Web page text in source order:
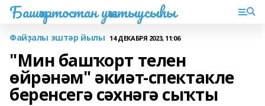
Башҡортостан уҡытыусыһы
Файҙалы эштәр йылы 14 ДЕКАБРЯ 2023, 11:06
"Мин башҡорт телен
өйрәнәм" әкиәт-спектакле
беренсегә сәхнәгә сыҡты